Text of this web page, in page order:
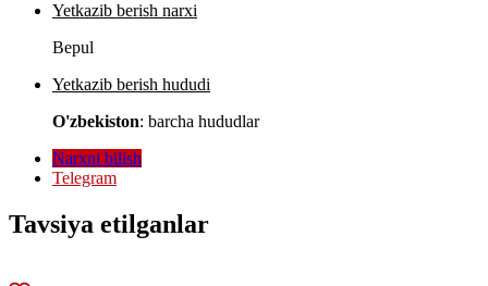
Yetkazib berish narxi
Bepul
Yetkazib berish hududi
O'zbekiston: barcha hududlar
Narxni bilish
Telegram
Tavsiya etilganlar